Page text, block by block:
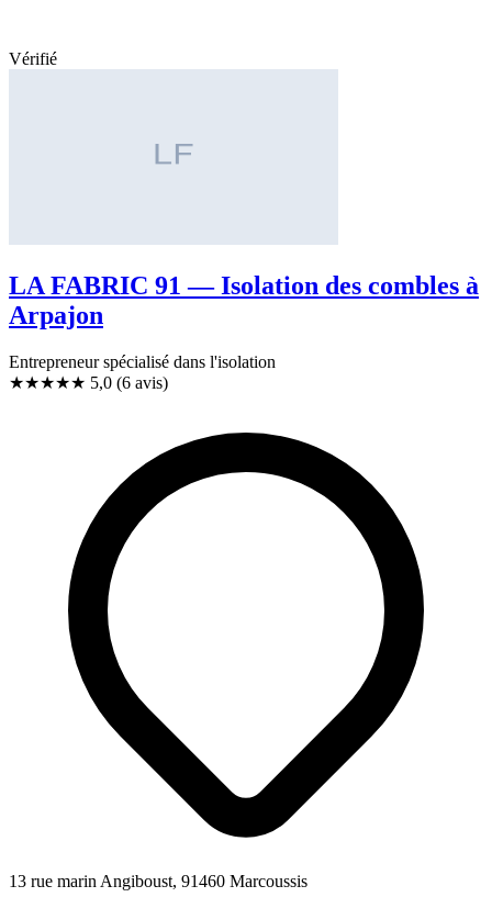
Vérifié
LA FABRIC 91 — Isolation des combles à
Arpajon
Entrepreneur spécialisé dans l'isolation
★★★★★ 5,0 (6 avis)
13 rue marin Angiboust, 91460 Marcoussis